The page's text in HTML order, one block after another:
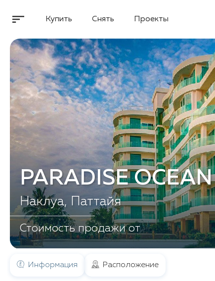
Купить Снять Проекты
PARADISE
Наклуа, Паттайя
Стоимость продажи от
Информация Расположение